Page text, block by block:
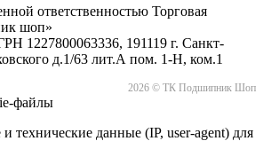
ответственностью Торговая
шоп»
1227800063336, 191119 г. Санкт-
д.1/63 лит.А пом. 1-Н, ком.1
2026 © ТК Подшипник Шоп
файлы
технические данные (IP, user-agent) для